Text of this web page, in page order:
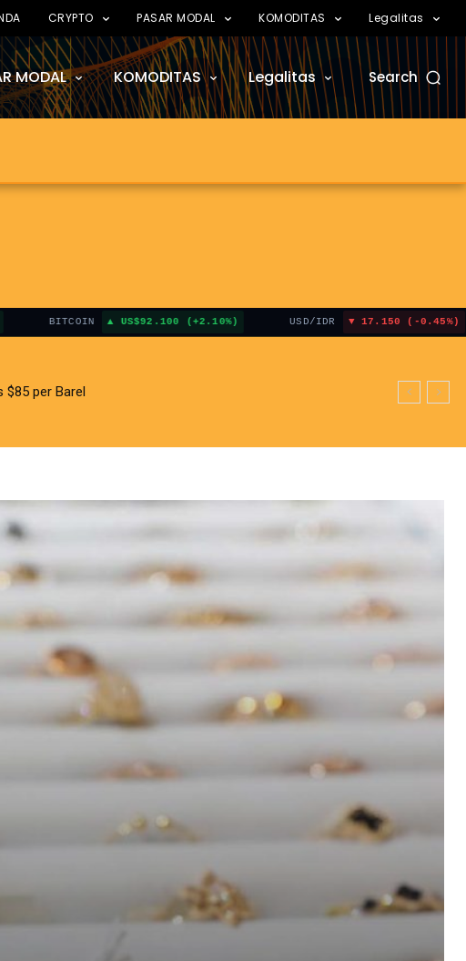
CRYPTO PASAR MODAL KOMODITAS Legalitas
MODAL KOMODITAS Legalitas Search
US$92.100 (+2.10%) USD/IDR 17.150 (-0.45%)
Selat Hormuz
per Barel